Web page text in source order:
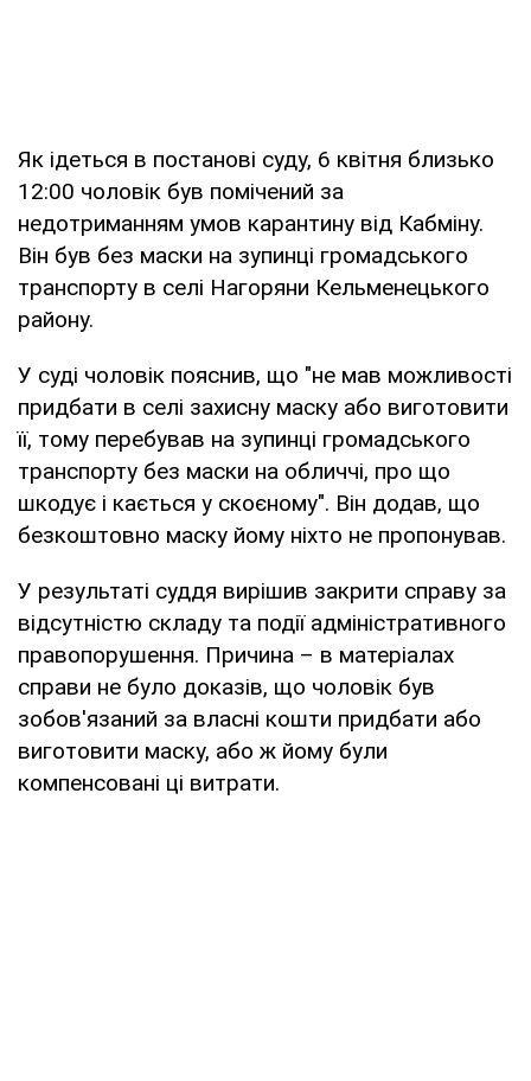
Як ідеться в постанові суду, 6 квітня близько
12:00 чоловік був помічений за
недотриманням умов карантину від Кабміну.
Він був без маски на зупинці громадського
транспорту в селі Нагоряни Кельменецького
району.
У суді чоловік пояснив, що "не мав можливості
придбати в селі захисну маску або виготовити
її, тому перебував на зупинці громадського
транспорту без маски на обличчі, про що
шкодує і кається у скоєному". Він додав, що
безкоштовно маску йому ніхто не пропонував.
У результаті суддя вирішив закрити справу за
відсутністю складу та події адміністративного
правопорушення. Причина – в матеріалах
справи не було доказів, що чоловік був
зобов'язаний за власні кошти придбати або
виготовити маску, або ж йому були
компенсовані ці витрати.